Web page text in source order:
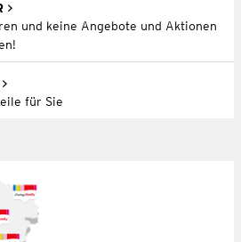
und keine Angebote und Aktionen
für Sie